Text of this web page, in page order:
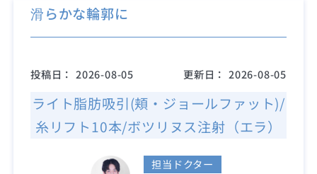
滑らかな輪郭に
投稿日： 2026-08-05 更新日： 2026-08-05
ライト脂肪吸引(頬・ジョールファット)/
糸リフト10本/ボツリヌス注射（エラ）
担当ドクター